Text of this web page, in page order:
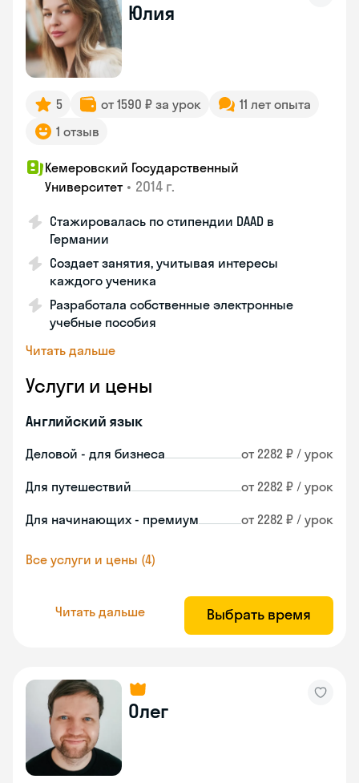
Юлия
5 от 1590 ₽ за урок
11 лет опыта
1 отзыв
Кемеровский Государственный
Университет • 2014 г.
Стажировалась по стипендии DAAD в
Германии
Создает занятия, учитывая интересы
каждого ученика
Разработала собственные электронные
учебные пособия
Читать дальше
Услуги и цены
Английский язык
Деловой - для бизнеса от 2282 ₽ / урок
Для путешествий от 2282 ₽ / урок
Для начинающих - премиум от 2282 ₽ / урок
Все услуги и цены (4)
Читать дальше Выбрать время
Олег